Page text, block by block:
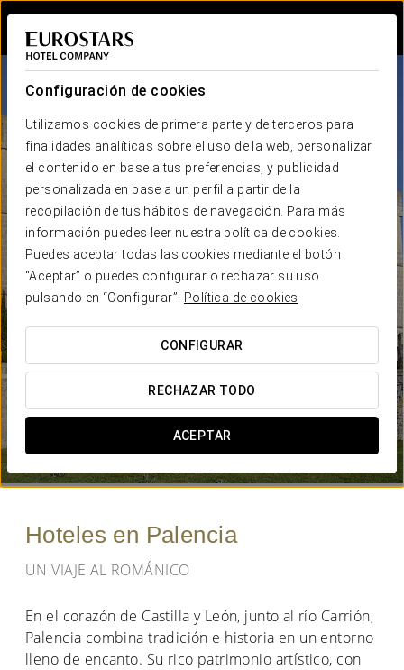
Configuración de cookies
Utilizamos cookies de primera parte y de terceros para
finalidades analíticas sobre el uso de la web, personalizar
el contenido en base a tus preferencias, y publicidad
personalizada en base a un perfil a partir de la
recopilación de tus hábitos de navegación. Para más
información puedes leer nuestra política de cookies.
Puedes aceptar todas las cookies mediante el botón
“Aceptar” o puedes configurar o rechazar su uso
pulsando en “Configurar”.
Política de cookies
CONFIGURAR
RECHAZAR TODO
ACEPTAR
Hoteles en Palencia
UN VIAJE AL ROMÁNICO
En el corazón de Castilla y León, junto al río Carrión,
Palencia combina tradición e historia en un entorno
lleno de encanto. Su rico patrimonio artístico, con